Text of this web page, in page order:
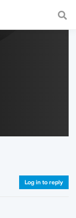
fast and
Log in to reply